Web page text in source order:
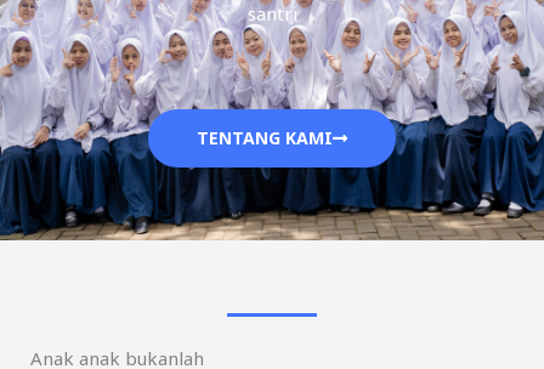
santri
TENTANG KAMI
Anak anak bukanlah